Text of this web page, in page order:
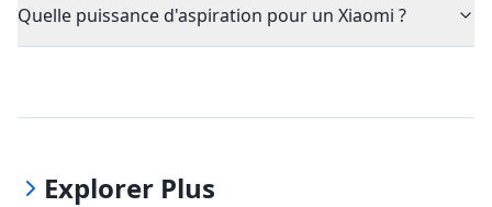
Quelle puissance d'aspiration pour un Xiaomi ?
Explorer Plus